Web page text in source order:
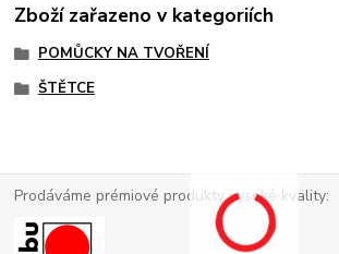
Zboží zařazeno v kategoriích
POMŮCKY NA TVOŘENÍ
ŠTĚTCE
Prodáváme prémiové produkty vysoké kvality: